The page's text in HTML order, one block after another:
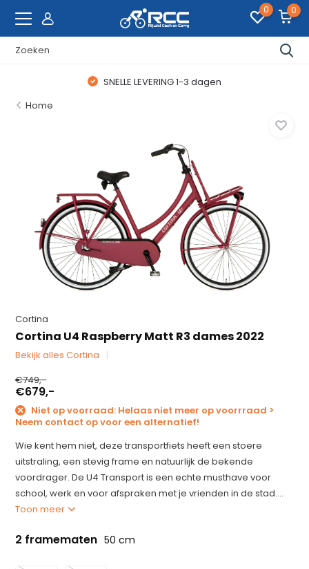
0 0
SNELLE LEVERING 1-3 dagen
Home
Cortina
Cortina U4 Raspberry Matt R3 dames 2022
Bekijk alles Cortina
€749,-
€679,-
Niet op voorraad: Helaas niet meer op voorrraad >
Neem contact op voor een alternatief!
Wie kent hem niet, deze transportfiets heeft een stoere
uitstraling, een stevig frame en natuurlijk de bekende
voordrager. De U4 Transport is een echte musthave voor
school, werk en voor afspraken met je vrienden in de stad....
Toon meer
2 framematen 50 cm